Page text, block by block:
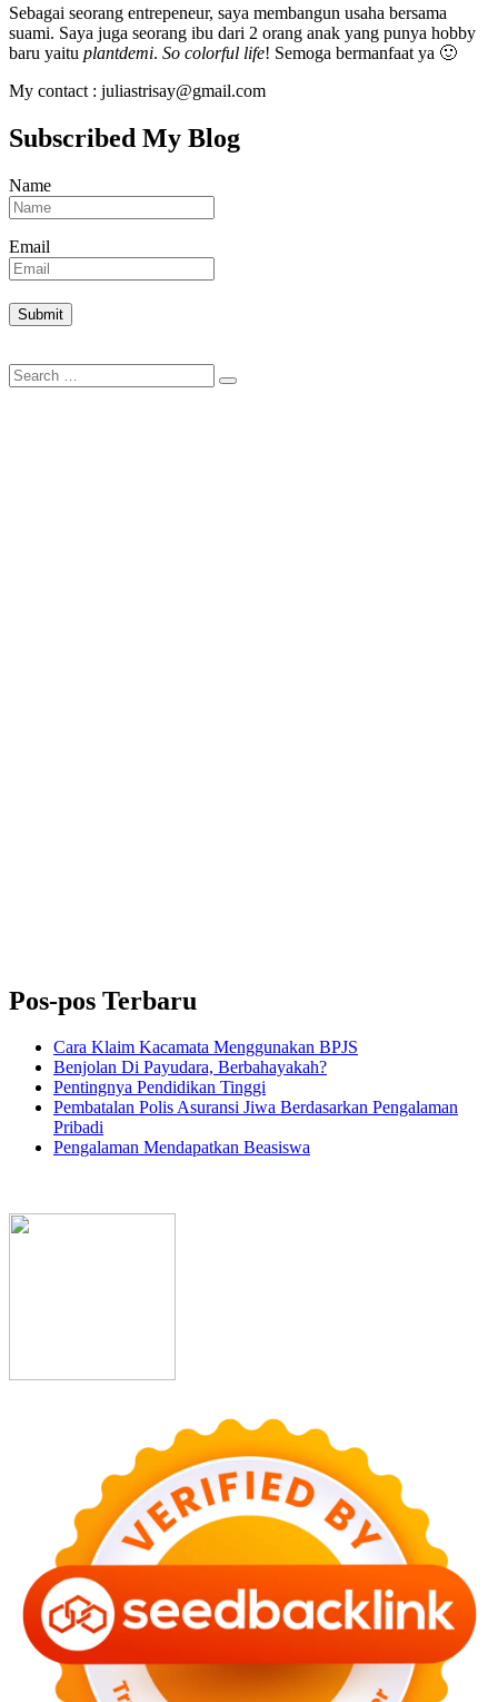
Sebagai seorang entrepeneur, saya membangun usaha bersama
suami. Saya juga seorang ibu dari 2 orang anak yang punya hobby
baru yaitu plantdemi. So colorful life! Semoga bermanfaat ya 🙂
My contact : juliastrisay@gmail.com
Subscribed My Blog
Name
Email
Search
for:
Search
Pos-pos Terbaru
Cara Klaim Kacamata Menggunakan BPJS
Benjolan Di Payudara, Berbahayakah?
Pentingnya Pendidikan Tinggi
Pembatalan Polis Asuransi Jiwa Berdasarkan Pengalaman
Pribadi
Pengalaman Mendapatkan Beasiswa